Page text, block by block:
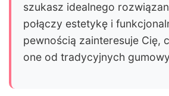
szukasz idealnego
połączy estetykę i
pewnością zainteresuje Cię,
one od tradycyjnych